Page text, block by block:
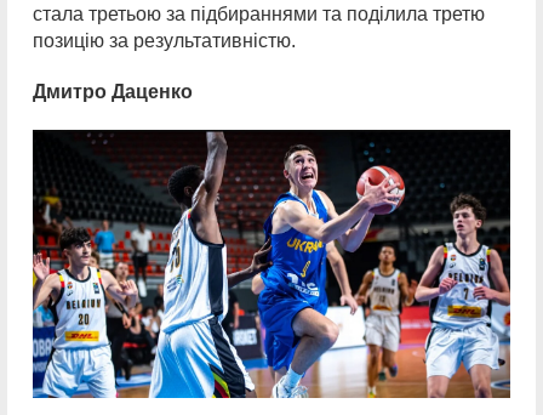
стала третьою за підбираннями та поділила третю
позицію за результативністю.
Дмитро Даценко